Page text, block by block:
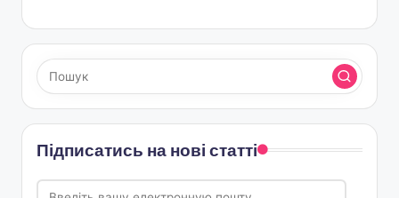
Підписатись на нові статті
Введіть